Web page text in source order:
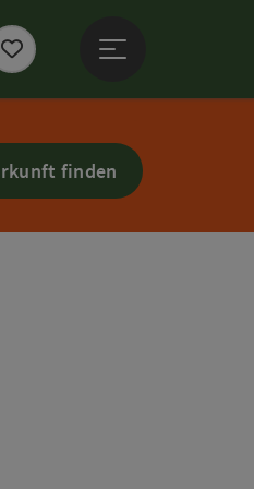
Karte
Panoramen
Merkzettel
finden